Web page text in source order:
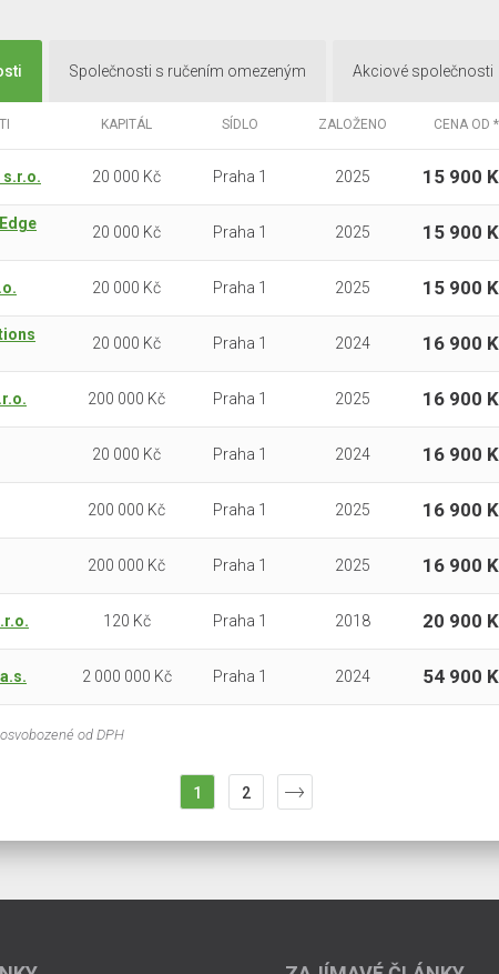
Společnosti s ručením omezeným Akciové společnosti
KAPITÁL SÍDLO ZALOŽENO CENA OD *
s.r.o. 20 000 Kč Praha 1 2025 15 900
20 000 Kč Praha 1 2025 15 900
20 000 Kč Praha 1 2025 15 900
20 000 Kč Praha 1 2024 16 900
200 000 Kč Praha 1 2025 16 900
20 000 Kč Praha 1 2024 16 900
200 000 Kč Praha 1 2025 16 900
200 000 Kč Praha 1 2025 16 900
120 Kč Praha 1 2018 20 900
2 000 000 Kč Praha 1 2024 54 900
od DPH
1 2